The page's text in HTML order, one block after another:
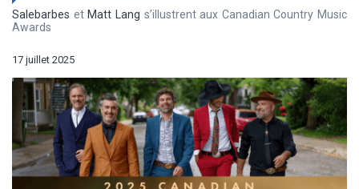
Salebarbes et Matt Lang s’illustrent aux Canadian Country Music
Awards
17 juillet 2025